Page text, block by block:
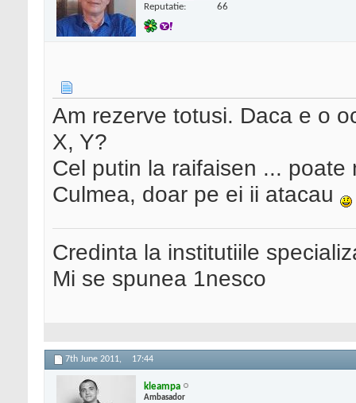
Reputatie: 66
Am rezerve totusi. Daca e o
X, Y?
Cel putin la raifaisen ...
Culmea, doar pe ei ii atacau
Credinta la institutiile
Mi se spunea 1nesco
7th June 2011, 17:44
kleampa
Ambasador